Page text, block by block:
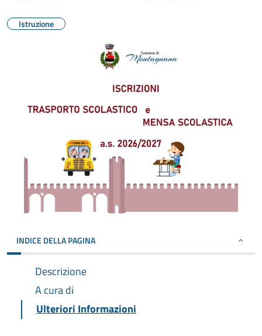
Istruzione
INDICE DELLA PAGINA
Descrizione
A cura di
Ulteriori Informazioni